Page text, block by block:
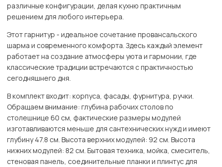
различные конфигурации, делая кухню практичным
решением для любого интерьера.
Этот гарнитур - идеальное сочетание провансальского
шарма и современного комфорта. Здесь каждый элемент
работает на создание атмосферы уюта и гармонии, где
классические традиции встречаются с практичностью
сегодняшнего дня.
В комплект входит: корпуса, фасады, фурнитура, ручки.
Обращаем внимание: глубина рабочих столов по
столешнице 60 см, фактические размеры модулей
изготавливаются меньше для сантехнических нужд и имеют
глубину 47.8 см. Высота верхних модулей: 92 см. Высота
нижних модулей: 82 см. Бытовая техника, мойка, смеситель,
стеновая панель, соединительные планки и плинтус для